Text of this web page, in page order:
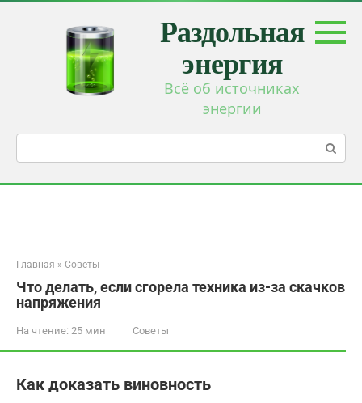
Перейти
Раздольная
энергия
Всё об источниках
энергии
Главная » Советы
Что делать, если сгорела техника из-за скачков
напряжения
На чтение: 25 мин Советы
Как доказать виновность